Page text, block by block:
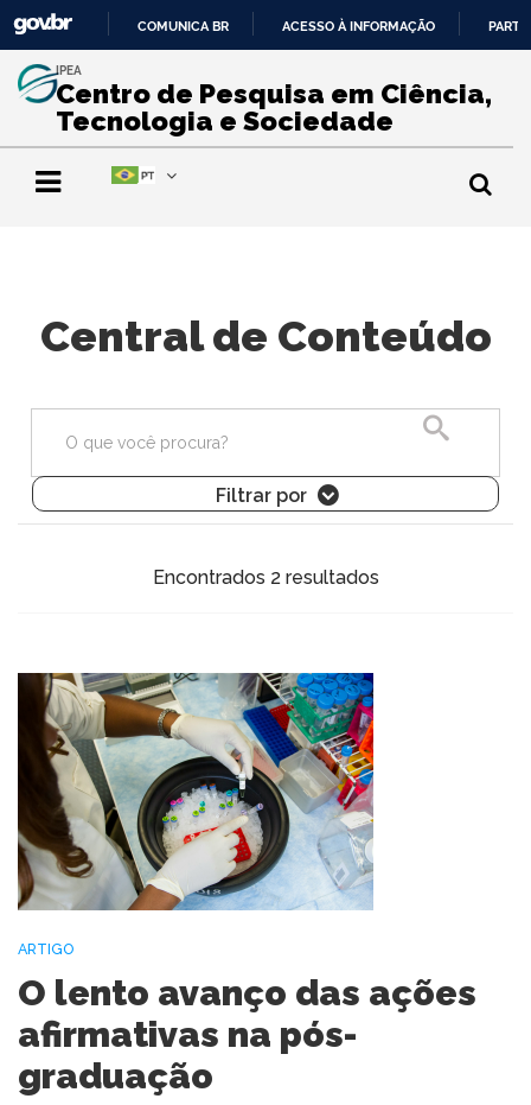
PARA
O
CONTEÚDO
COMUNICA BR ACESSO À INFORMAÇÃO
IPEA
Centro de Pesquisa em Ciência,
Tecnologia e Sociedade
Central de Conteúdo
Filtrar por
Encontrados 2 resultados
ARTIGO
O lento avanço das ações
afirmativas na pós-
graduação